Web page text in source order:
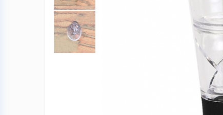
Parfumuri cu feromoni
Produse albire si curatare dinti